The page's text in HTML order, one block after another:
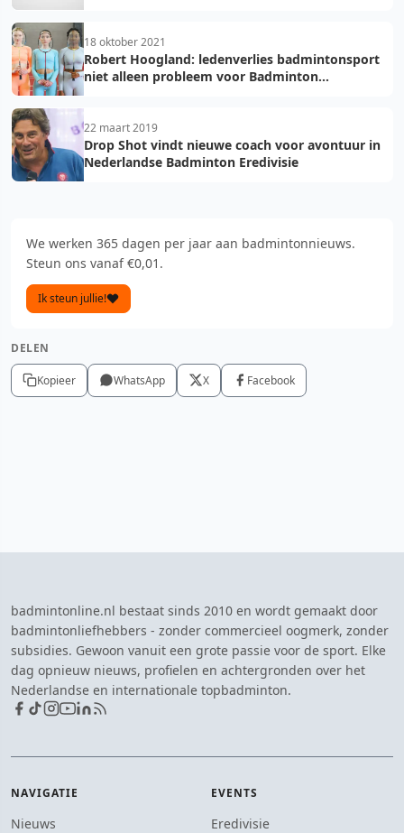
18 oktober 2021
Robert Hoogland: ledenverlies badmintonsport
niet alleen probleem voor Badminton
22 maart 2019
Drop Shot vindt nieuwe coach voor avontuur in
Nederlandse Badminton Eredivisie
We werken 365 dagen per jaar aan badmintonnieuws.
Steun ons vanaf €0,01.
Ik steun jullie!
DELEN
Kopieer WhatsApp X Facebook
badmintonline.nl bestaat sinds 2010 en wordt gemaakt door
badmintonliefhebbers - zonder commercieel oogmerk, zonder
subsidies. Gewoon vanuit een grote passie voor de sport. Elke
dag opnieuw nieuws, profielen en achtergronden over het
Nederlandse en internationale topbadminton.
NAVIGATIE
Nieuws
EVENTS
Eredivisie